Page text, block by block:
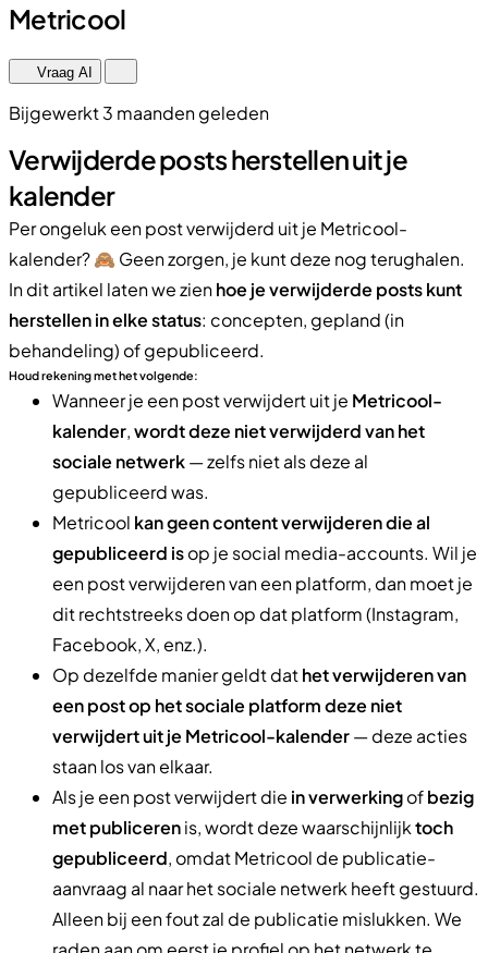
Metricool
Vraag AI
Bijgewerkt 3 maanden geleden
Verwijderde posts herstellen uit je
kalender
Per ongeluk een post verwijderd uit je Metricool-
kalender? 🙈 Geen zorgen, je kunt deze nog terughalen.
In dit artikel laten we zienhoe je verwijderde posts kunt
herstellen in elke status: concepten, gepland (in
behandeling) of gepubliceerd.
Houd rekening met het volgende:
Wanneer je een post verwijdert uit je Metricool-
kalender,wordt deze niet verwijderd van het
sociale netwerk— zelfs niet als deze al
gepubliceerd was.
Metricool kan geen content verwijderen die al
gepubliceerd isop je social media-accounts. Wil je
een post verwijderen van een platform, dan moet je
dit rechtstreeks doen op dat platform (Instagram,
Facebook, X, enz.).
Op dezelfde manier geldt dathet verwijderen van
een post op het sociale platform deze niet
verwijdert uit je Metricool-kalender— deze acties
staan los van elkaar.
Als je een post verwijdert die in verwerkingofbezig
met publicerenis, wordt deze waarschijnlijktoch
gepubliceerd, omdat Metricool de publicatie-
aanvraag al naar het sociale netwerk heeft gestuurd.
Alleen bij een fout zal de publicatie mislukken. We